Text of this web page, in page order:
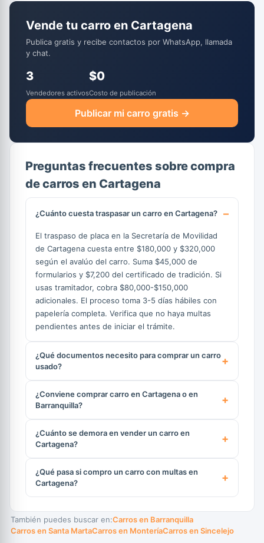
Vende tu carro en Cartagena
Publica gratis y recibe contactos por WhatsApp, llamada
y chat.
3
Vendedores activos
$0
Costo de publicación
Publicar mi carro gratis →
Preguntas frecuentes sobre compra
de carros en Cartagena
¿Cuánto cuesta traspasar un carro en Cartagena?
El traspaso de placa en la Secretaría de Movilidad
de Cartagena cuesta entre $180,000 y $320,000
según el avalúo del carro. Suma $45,000 de
formularios y $7,200 del certificado de tradición. Si
usas tramitador, cobra $80,000-$150,000
adicionales. El proceso toma 3-5 días hábiles con
papelería completa. Verifica que no haya multas
pendientes antes de iniciar el trámite.
¿Qué documentos necesito para comprar un carro
usado?
¿Conviene comprar carro en Cartagena o en
Barranquilla?
¿Cuánto se demora en vender un carro en
Cartagena?
¿Qué pasa si compro un carro con multas en
Cartagena?
También puedes buscar en:Carros en Barranquilla
Carros en Santa MartaCarros en MonteríaCarros en Sincelejo